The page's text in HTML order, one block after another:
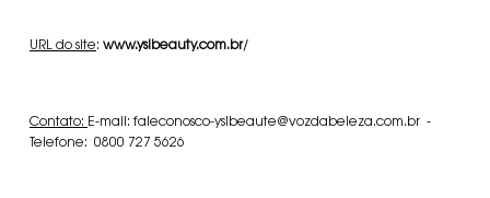
URL do site: www.yslbeauty.com.br/
Contato: E-mail: faleconosco-yslbeaute@vozdabeleza.com.br -
Telefone: 0800 727 5626